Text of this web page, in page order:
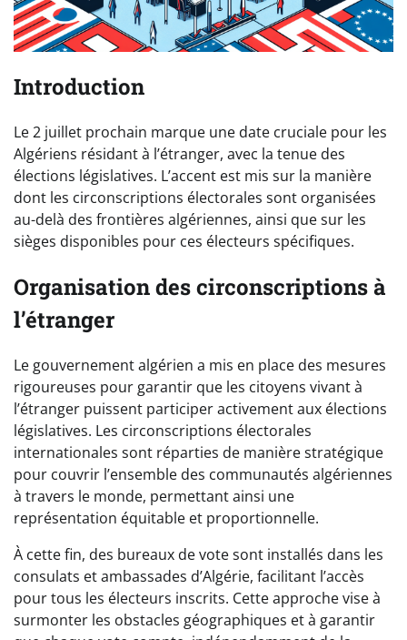
Introduction
Le 2 juillet prochain marque une date cruciale pour les
Algériens résidant à l’étranger, avec la tenue des
élections législatives. L’accent est mis sur la manière
dont les circonscriptions électorales sont organisées
au-delà des frontières algériennes, ainsi que sur les
sièges disponibles pour ces électeurs spécifiques.
Organisation des circonscriptions à
l’étranger
Le gouvernement algérien a mis en place des mesures
rigoureuses pour garantir que les citoyens vivant à
l’étranger puissent participer activement aux élections
législatives. Les circonscriptions électorales
internationales sont réparties de manière stratégique
pour couvrir l’ensemble des communautés algériennes
à travers le monde, permettant ainsi une
représentation équitable et proportionnelle.
À cette fin, des bureaux de vote sont installés dans les
consulats et ambassades d’Algérie, facilitant l’accès
pour tous les électeurs inscrits. Cette approche vise à
surmonter les obstacles géographiques et à garantir